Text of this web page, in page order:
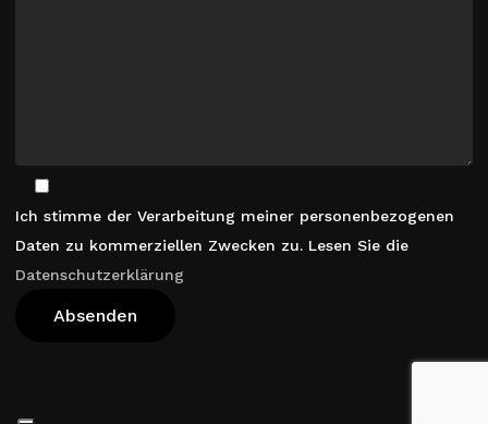
Ich stimme der Verarbeitung meiner personenbezogenen
Daten zu kommerziellen Zwecken zu. Lesen Sie die
Datenschutzerklärung